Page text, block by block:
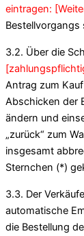
eintragen:
Bestellvorgangs
3.2. Über die
Antrag zum
Abschicken der
ändern und
„zurück“ zum
insgesamt
Sternchen (*)
3.3. Der
automatische
die Bestellung